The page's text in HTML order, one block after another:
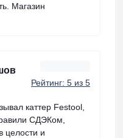
Магазин
Рейтинг: 5 из 5
каттер Festool,
СДЭКом,
целости и